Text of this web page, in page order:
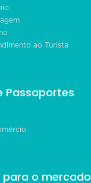
ao Turista
Passaportes
para o mercado